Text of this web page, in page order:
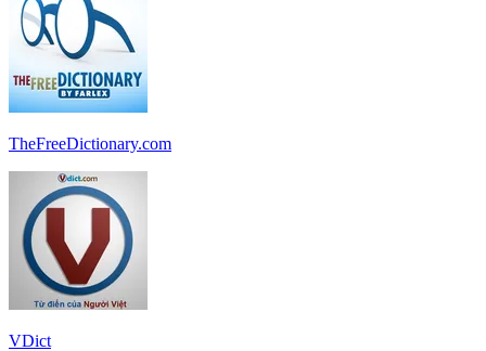
TheFreeDictionary.com
VDict